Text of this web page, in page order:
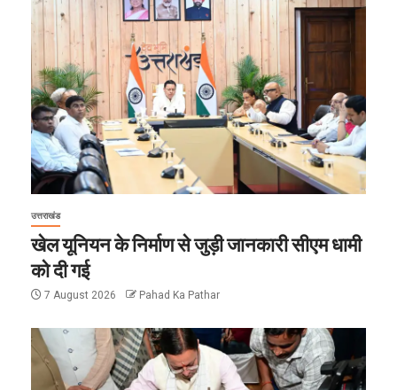
उत्तराखंड
खेल यूनियन के निर्माण से जुड़ी जानकारी सीएम धामी
को दी गई
7 August 2026 Pahad Ka Pathar